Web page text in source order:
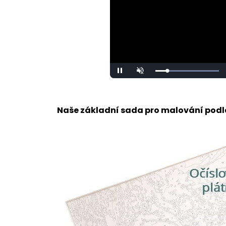
Pause Unmute Loaded:
100.00%
Naše základní sada pro malování